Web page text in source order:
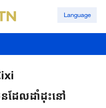
Language
ដែលដាំដុះនៅ